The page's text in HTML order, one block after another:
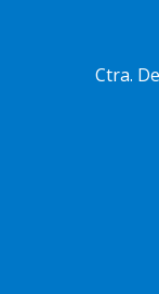
Ctra.